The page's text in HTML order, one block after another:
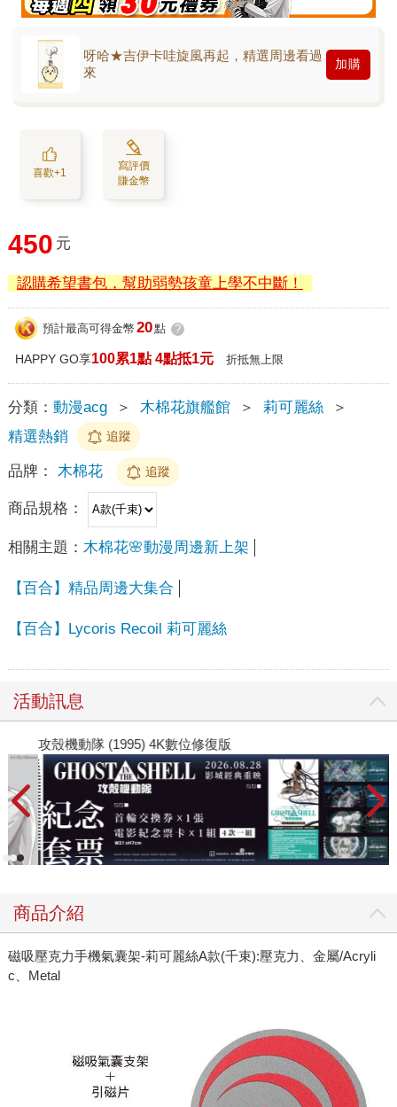
呀哈★吉伊卡哇旋風再起，精選周邊看過
來
加購
喜歡+1
寫評價
賺金幣
450 元
認購希望書包，幫助弱勢孩童上學不中斷！
預計最高可得金幣 20點 ?
HAPPY GO享100累1點 4點抵1元 折抵無上限
分類： 動漫acg ＞ 木棉花旗艦館 ＞ 莉可麗絲
＞
精選熱銷
追蹤
品牌： 木棉花 追蹤
商品規格：
相關主題： 木棉花🌸動漫周邊新上架
【百合】精品周邊大集合
【百合】Lycoris Recoil 莉可麗絲
活動訊息
攻殼機動隊 (1995) 4K數位修復版
商品介紹
磁吸壓克力手機氣囊架-莉可麗絲A款(千束):壓克力、金屬/Acryli
c、Metal